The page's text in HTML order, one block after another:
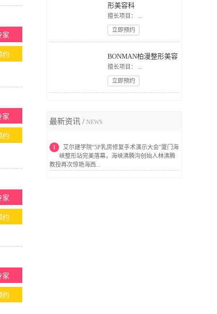
家
约
家
约
家
约
家
约
形美容科
擅长项目： ...
立即预约
BONMAN柏漫整形美容
擅长项目： ...
立即预约
最新资讯 / NEWS
1
艾尔建学院“5P乳房修复手术演示大会”厦门海
峡整形站完美落幕，海峡沸腾沟创始人林沸腾
教授再次惊艳海西...